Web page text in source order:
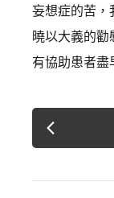
妄想症的苦，
曉以大義的勸
有協助患者盡